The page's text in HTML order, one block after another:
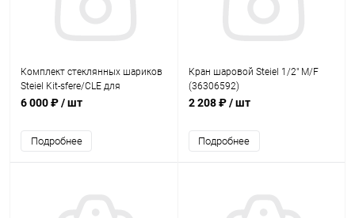
Комплект стеклянных шариков
Steiel Kit-sfere/CLE для
амперометрической ячейки
6 000 ₽/ шт
Подробнее
Кран шаровой Steiel 1/2" M/F
(36306592)
2 208 ₽/ шт
Подробнее